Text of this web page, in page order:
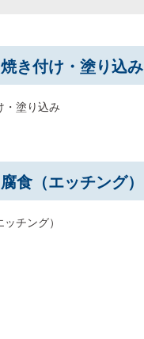
焼き付け・塗り込み
腐食（エッチング）